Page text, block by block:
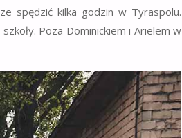
spędzić kilka godzin w Tyraspolu.
Poza Dominickiem i Arielem w